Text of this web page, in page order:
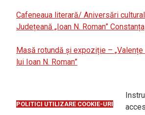
Cafeneaua literară/ Aniversări
Județeană „Ioan N. Roman” Constanța
Masă rotundă și expoziție –
lui Ioan N. Roman”
POLITICI UTILIZARE COOKIE-URI